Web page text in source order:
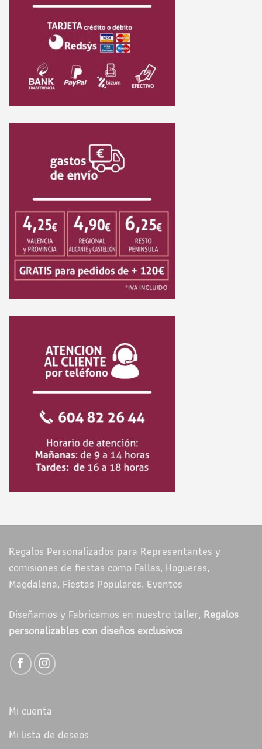
Regalos Personalizados para Representantes y
comisiones de fiestas como Fallas, Hogueras,
Magdalena, Fiestas Populares, Eventos
Diseñamos y Fabricamos en nuestro taller, Regalos
personalizables con diseños exclusivos .
Mi cuenta
Mi lista de deseos